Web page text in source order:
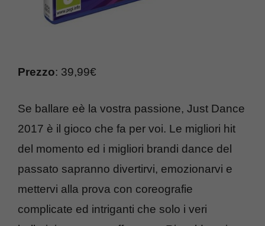
Prezzo: 39,99€
Se ballare eè la vostra passione, Just Dance
2017 è il gioco che fa per voi. Le migliori hit
del momento ed i migliori brandi dance del
passato sapranno divertirvi, emozionarvi e
mettervi alla prova con coreografie
complicate ed intriganti che solo i veri